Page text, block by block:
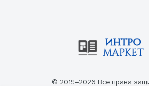
© 2019–2026 Все права